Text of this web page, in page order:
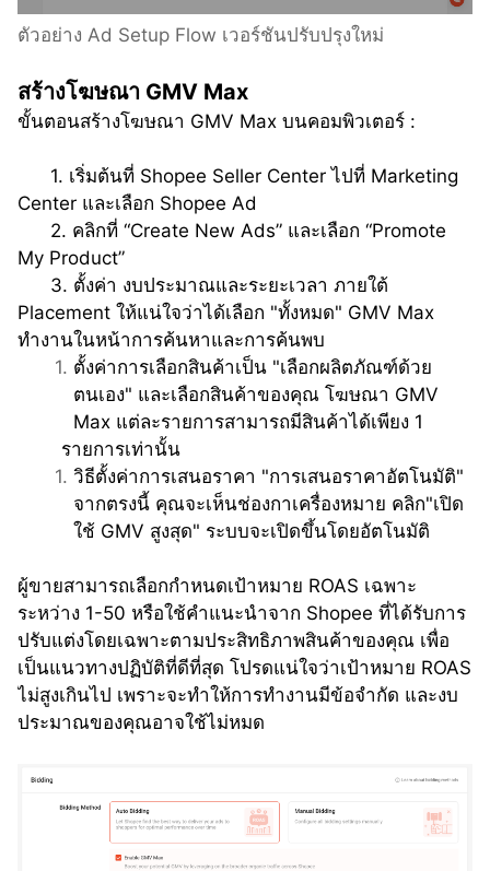
ตัวอย่าง Ad Setup Flow เวอร์ชันปรับปรุงใหม่
สร้างโฆษณา GMV Max
ขั้นตอนสร้างโฆษณา GMV Max บนคอมพิวเตอร์ :
Center และเลือก Shopee Ad
My Product”
Placement ให้แน่ใจว่าได้เลือก "ทั้งหมด" GMV Max
ทำงานในหน้าการค้นหาและการค้นพบ
ตั้งค่าการเลือกสินค้าเป็น "เลือกผลิตภัณฑ์ด้วย
ตนเอง" และเลือกสินค้าของคุณ โฆษณา GMV
Max แต่ละรายการสามารถมีสินค้าได้เพียง 1
รายการเท่านั้น
วิธีตั้งค่าการเสนอราคา "การเสนอราคาอัตโนมัติ"
จากตรงนี้ คุณจะเห็นช่องกาเครื่องหมาย คลิก"เปิด
ใช้ GMV สูงสุด" ระบบจะเปิดขึ้นโดยอัตโนมัติ
ผู้ขายสามารถเลือกกำหนดเป้าหมาย ROAS เฉพาะ
ระหว่าง 1-50 หรือใช้คำแนะนำจาก Shopee ที่ได้รับการ
ปรับแต่งโดยเฉพาะตามประสิทธิภาพสินค้าของคุณ เพื่อ
เป็นแนวทางปฏิบัติที่ดีที่สุด โปรดแน่ใจว่าเป้าหมาย ROAS
ไม่สูงเกินไป เพราะจะทำให้การทำงานมีข้อจำกัด และงบ
ประมาณของคุณอาจใช้ไม่หมด